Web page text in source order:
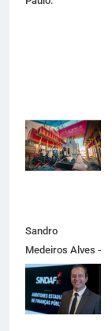
Sandro
Medeiros Alves -
Presidente do
Sindaf-SC